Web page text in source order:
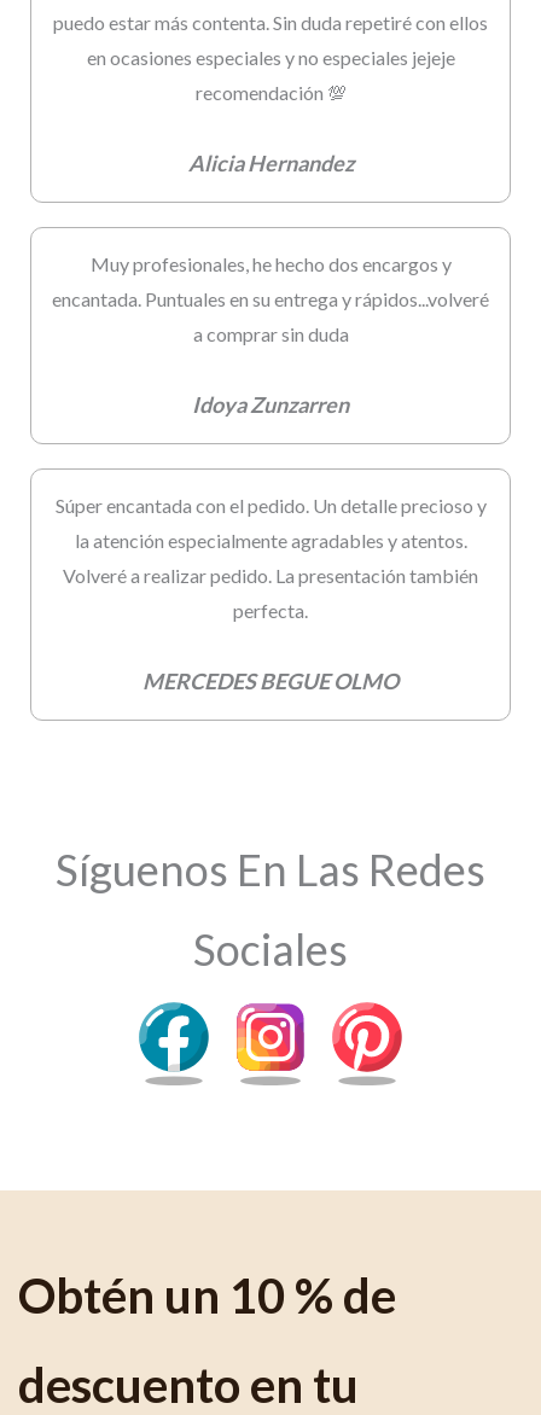
puedo estar más contenta. Sin duda repetiré con ellos
en ocasiones especiales y no especiales jejeje
recomendación 💯
Alicia Hernandez
Muy profesionales, he hecho dos encargos y
encantada. Puntuales en su entrega y rápidos...volveré
a comprar sin duda
Idoya Zunzarren
Súper encantada con el pedido. Un detalle precioso y
la atención especialmente agradables y atentos.
Volveré a realizar pedido. La presentación también
perfecta.
MERCEDES BEGUE OLMO
Síguenos En Las Redes
Sociales
Obtén un 10 % de
descuento en tu